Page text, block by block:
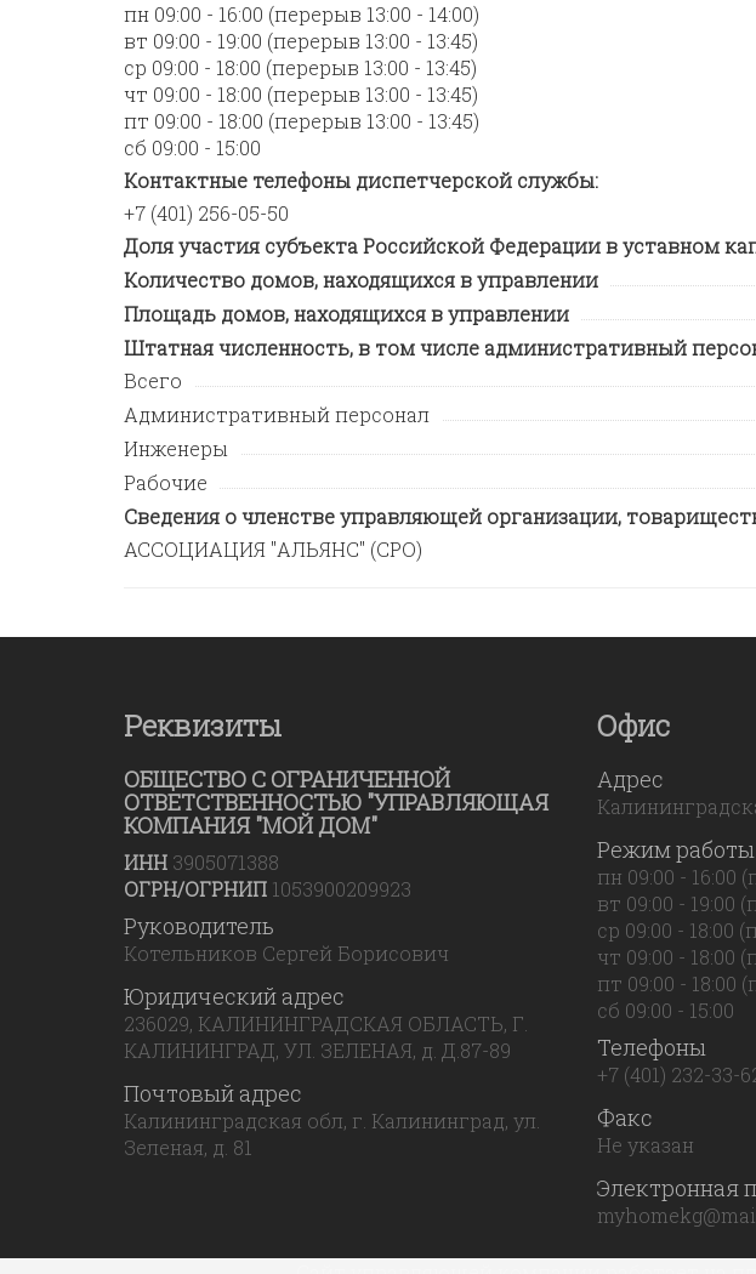
пн 09:00 - 16:00 (перерыв 13:00 - 14:00)
вт 09:00 - 19:00 (перерыв 13:00 - 13:45)
ср 09:00 - 18:00 (перерыв 13:00 - 13:45)
чт 09:00 - 18:00 (перерыв 13:00 - 13:45)
пт 09:00 - 18:00 (перерыв 13:00 - 13:45)
сб 09:00 - 15:00
Контактные телефоны диспетчерской службы:
+7 (401) 256-05-50
Доля участия субъекта Российской Федерации в уставном
Количество домов, находящихся в управлении
Площадь домов, находящихся в управлении
Штатная численность, в том числе административный
Всего
Административный персонал
Инженеры
Рабочие
Сведения о членстве управляющей организации,
АССОЦИАЦИЯ "АЛЬЯНС" (СРО)
Реквизиты
ОБЩЕСТВО С ОГРАНИЧЕННОЙ
ОТВЕТСТВЕННОСТЬЮ "УПРАВЛЯЮЩАЯ
КОМПАНИЯ "МОЙ ДОМ"
ИНН 3905071388
ОГРН/ОГРНИП 1053900209923
Руководитель
Котельников Сергей Борисович
Юридический адрес
236029, КАЛИНИНГРАДСКАЯ ОБЛАСТЬ, Г.
КАЛИНИНГРАД, УЛ. ЗЕЛЕНАЯ, д. Д.87-89
Почтовый адрес
Калининградская обл, г. Калининград, ул.
Зеленая, д. 81
Офис
Адрес
Режим работы
пн 09:00 - 16:00
вт 09:00 - 19:00
ср 09:00 - 18:00
чт 09:00 - 18:00
пт 09:00 - 18:00
сб 09:00 - 15:00
Телефоны
+7 (401) 232-33-
Факс
Не указан
Электронная